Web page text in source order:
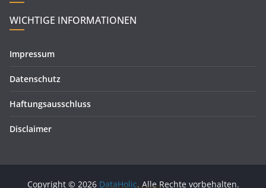
WICHTIGE INFORMATIONEN
Impressum
Datenschutz
Haftungsausschluss
Disclaimer
Copyright © 2026 DataHolic. Alle Rechte vorbehalten.